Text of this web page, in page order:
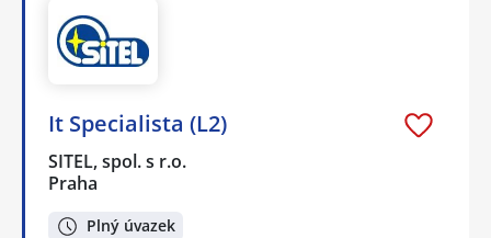
It Specialista (L2)
SITEL, spol. s r.o.
Praha
Plný úvazek